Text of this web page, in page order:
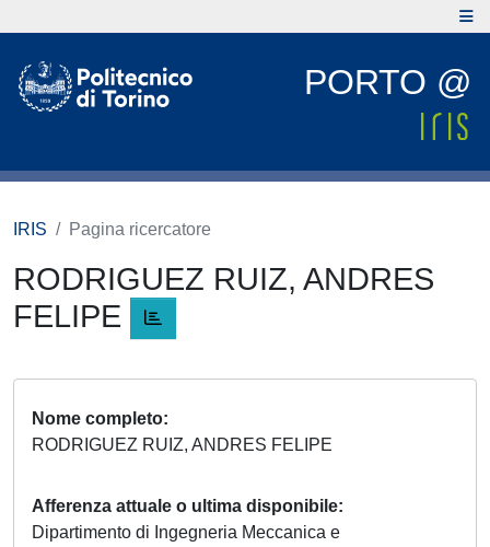
PORTO @
IRIS Pagina ricercatore
RODRIGUEZ RUIZ, ANDRES
FELIPE
Nome completo
RODRIGUEZ RUIZ, ANDRES FELIPE
Afferenza attuale o ultima disponibile
Dipartimento di Ingegneria Meccanica e